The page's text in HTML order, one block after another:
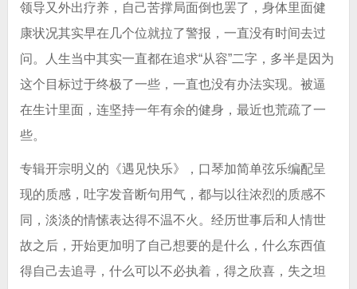
领导又外出疗养，自己苦撑局面倒也罢了，身体里面健
康状况其实早在几个位就拉了警报，一直没有时间去过
问。人生当中其实一直都在追求“从容”二字，多半是因为
这个目标过于终极了一些，一直也没有办法实现。被逼
在生计里面，连坚持一年有余的健身，最近也荒疏了一
些。
专辑开宗明义的《遇见快乐》，口琴加简单弦乐编配呈
现的质感，吐字发音断句用气，都与以往浓烈的质感不
同，淡淡的情愫表达得不温不火。经历世事后和人情世
故之后，开始更加明了自己想要的是什么，什么东西值
得自己去追寻，什么可以不必执着，得之欣喜，失之坦